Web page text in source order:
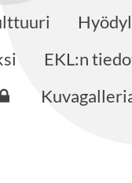
EKL:n